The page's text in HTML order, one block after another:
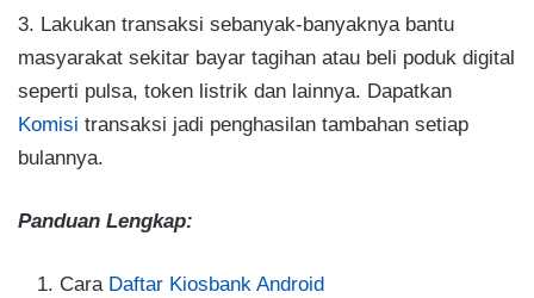
3. Lakukan transaksi sebanyak-banyaknya bantu
masyarakat sekitar bayar tagihan atau beli poduk digital
seperti pulsa, token listrik dan lainnya. Dapatkan
Komisi transaksi jadi penghasilan tambahan setiap
bulannya.
Panduan Lengkap:
Cara Daftar Kiosbank Android